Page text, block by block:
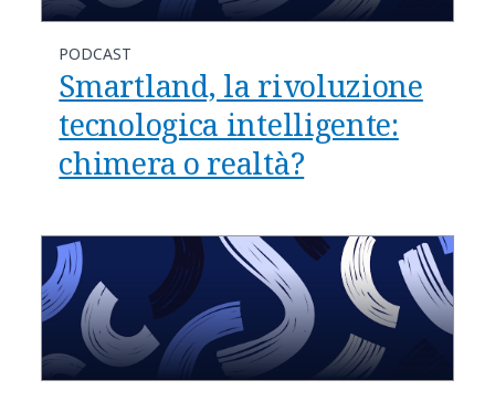
PODCAST
Smartland, la rivoluzione
tecnologica intelligente:
chimera o realtà?